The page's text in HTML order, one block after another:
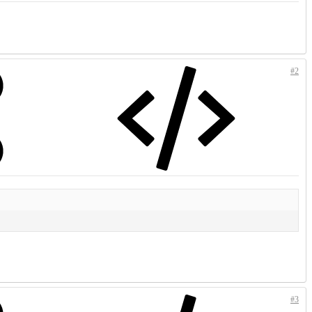
#2
#3